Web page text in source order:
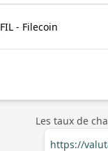
FIL - Filecoin
Les taux de
https://